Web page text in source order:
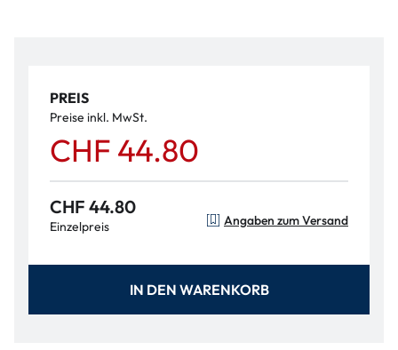
PREIS
Preise inkl. MwSt.
CHF 44.80
CHF 44.80
Einzelpreis Angaben zum Versand
IN DEN WARENKORB